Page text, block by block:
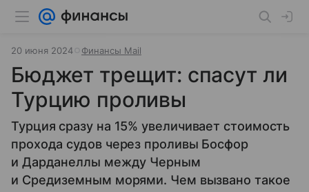
20 июня 2024 Финансы Mail
Бюджет трещит: спасут ли
Турцию проливы
Турция сразу на 15% увеличивает стоимость
прохода судов через проливы Босфор
и Дарданеллы между Черным
и Средиземным морями. Чем вызвано такое